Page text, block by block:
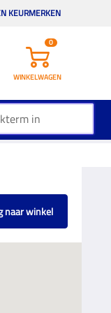
KEURMERKEN
0
WINKELWAGEN
naar winkel